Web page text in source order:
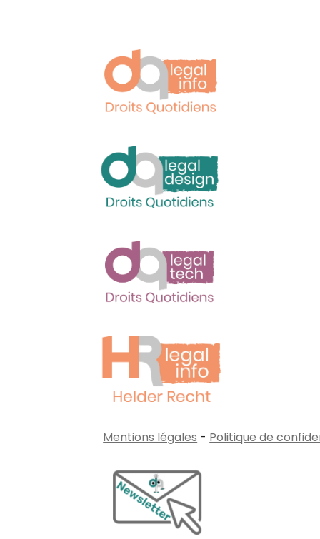
Mentions légales - Politique de